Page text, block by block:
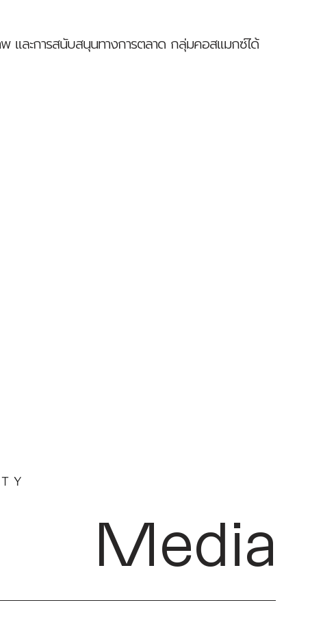
และการสนับสนุนทางการตลาด กลุ่มคอสแมกซ์ได้
Media